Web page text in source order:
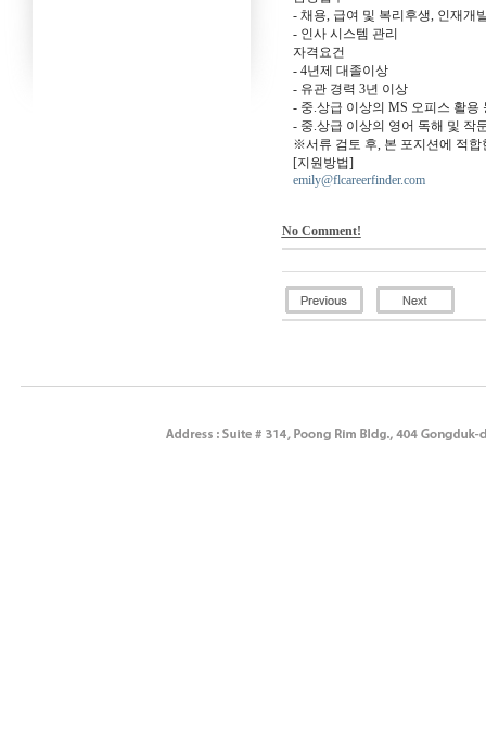
- 채용, 급여 및 복리후생, 인재개
- 인사 시스템 관리
자격요건
- 4년제 대졸이상
- 유관 경력 3년 이상
- 중.상급 이상의 MS 오피스 활용
- 중.상급 이상의 영어 독해 및 작
※서류 검토 후, 본 포지션에 적합
[지원방법]
emily@flcareerfinder.com
No Comment!